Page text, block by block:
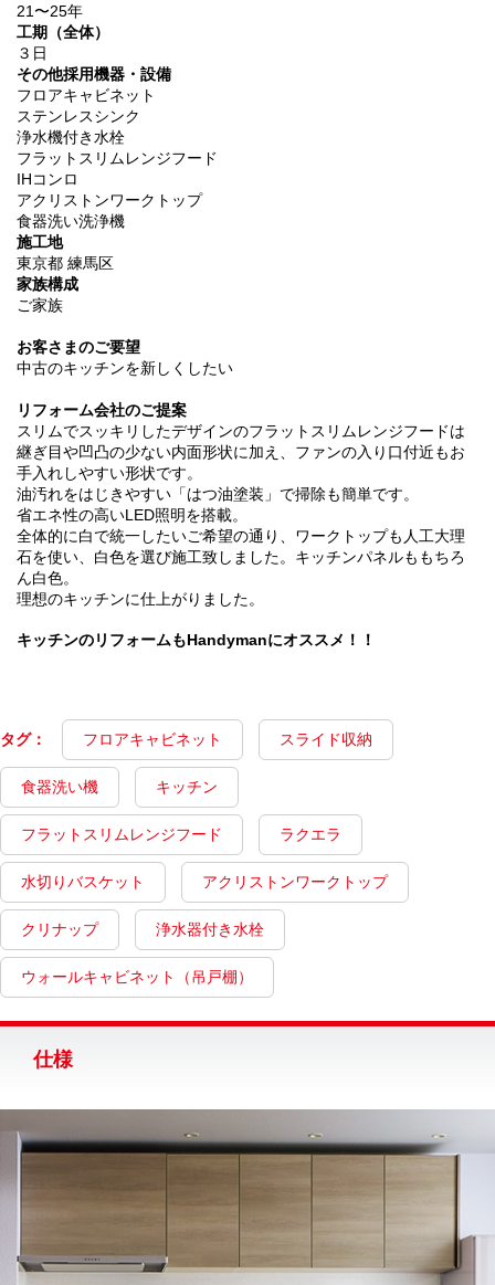
21〜25年
工期（全体）
３日
その他採用機器・設備
フロアキャビネット
ステンレスシンク
浄水機付き水栓
フラットスリムレンジフード
IHコンロ
アクリストンワークトップ
食器洗い洗浄機
施工地
東京都 練馬区
家族構成
ご家族
お客さまのご要望
中古のキッチンを新しくしたい
リフォーム会社のご提案
スリムでスッキリしたデザインのフラットスリムレンジフードは
継ぎ目や凹凸の少ない内面形状に加え、ファンの入り口付近もお
手入れしやすい形状です。
油汚れをはじきやすい「はつ油塗装」で掃除も簡単です。
省エネ性の高いLED照明を搭載。
全体的に白で統一したいご希望の通り、ワークトップも人工大理
石を使い、白色を選び施工致しました。キッチンパネルももちろ
ん白色。
理想のキッチンに仕上がりました。
キッチンのリフォームもHandymanにオススメ！！
タグ： フロアキャビネット スライド収納
食器洗い機 キッチン
フラットスリムレンジフード ラクエラ
水切りバスケット アクリストンワークトップ
クリナップ 浄水器付き水栓
ウォールキャビネット（吊戸棚）
仕様